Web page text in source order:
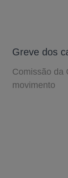
Greve dos
Comissão da
movimento